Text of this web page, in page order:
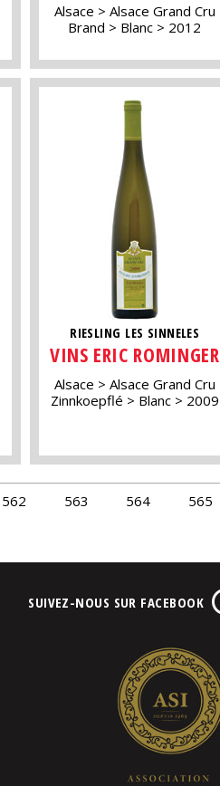
Alsace
Alsace Grand Cru
Brand
Blanc 2012
RIESLING LES SINNELES
VINS ERIC ROMINGER
Alsace
Alsace Grand Cru
Zinnkoepflé
Blanc 2009
562 563 564
565
SUIVEZ-NOUS SUR FACEBOOK